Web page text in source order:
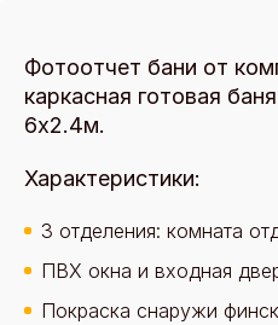
Фотоотчет бани от
каркасная готовая
6х2.4м.
Характеристики:
3 отделения: комната
ПВХ окна и входная
Покраска снаружи